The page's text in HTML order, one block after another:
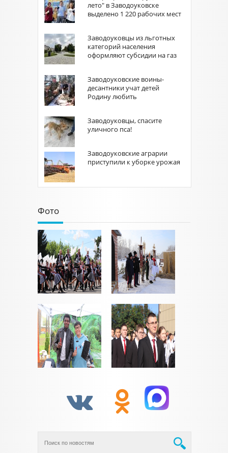
лето" в Заводоуковске
выделено 1 220 рабочих мест
Заводоуковцы из льготных
категорий населения
оформляют субсидии на газ
Заводоуковские воины-
десантники учат детей
Родину любить
Заводоуковцы, спасите
уличного пса!
Заводоуковские аграрии
приступили к уборке урожая
Фото